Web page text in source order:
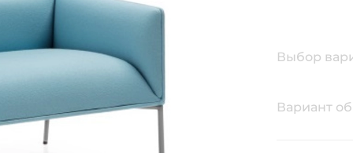
Выбор
Вариант